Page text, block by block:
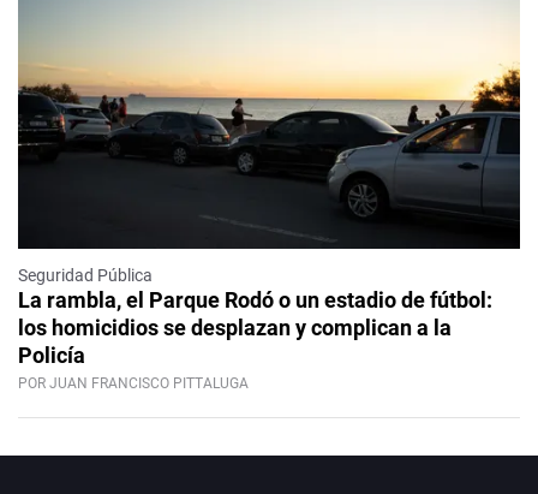
Seguridad Pública
La rambla, el Parque Rodó o un estadio de fútbol:
los homicidios se desplazan y complican a la
Policía
POR JUAN FRANCISCO PITTALUGA